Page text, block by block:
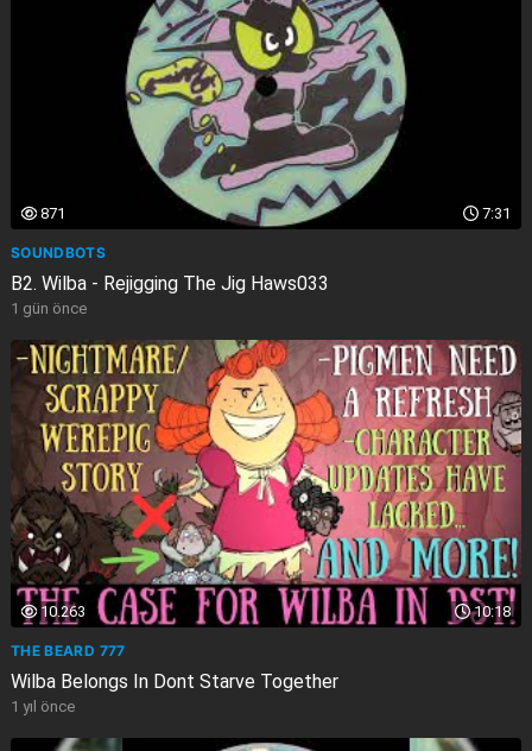
7:31
871
SOUNDBOTS
B2. Wilba - Rejigging The Jig Haws033
1 gün önce
10:18
10.263
THE BEARD 777
Wilba Belongs In Dont Starve Together
1 yıl önce